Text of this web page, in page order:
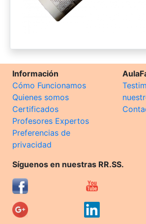
Información
Cómo Funcionamos
Quienes somos
Certificados
Profesores Expertos
Preferencias de
privacidad
Síguenos en nuestras RR.SS.